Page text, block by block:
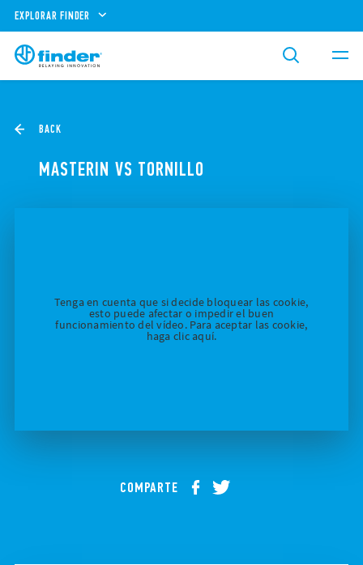
EXPLORAR FINDER
BACK
MASTERIN VS TORNILLO
Tenga en cuenta que si decide bloquear las cookie,
esto puede afectar o impedir el buen
funcionamiento del vídeo. Para aceptar las cookie,
haga clic aquí.
COMPARTE